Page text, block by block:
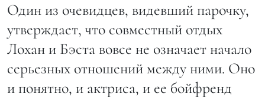
Один из очевидцев, видевший парочку,
утверждает, что совместный отдых
Лохан и Бэста вовсе не означает начало
серьезных отношений между ними. Оно
и понятно, и актриса, и ее бойфренд